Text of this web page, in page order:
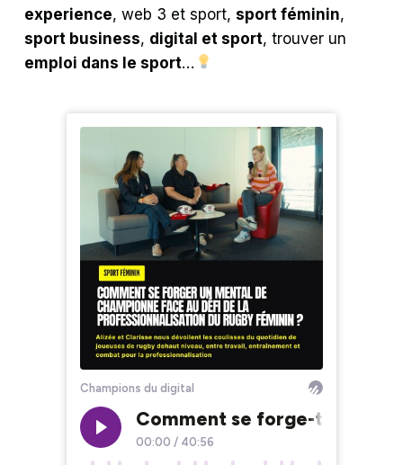
experience, web 3 et sport,sport féminin,
sport business, digital et sport, trouver un
emploi dans le sport…